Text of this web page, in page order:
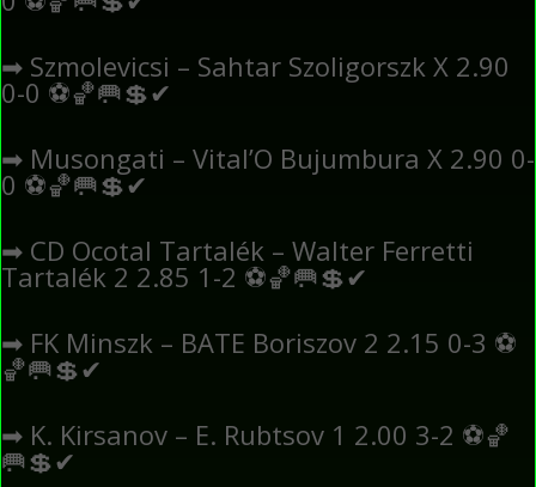
➡ Szmolevicsi – Sahtar Szoligorszk X 2.90
0-0 ⚽🏀🥅💲✔
➡ Musongati – Vital’O Bujumbura X 2.90 0-
0 ⚽🏀🥅💲✔
➡ CD Ocotal Tartalék – Walter Ferretti
Tartalék 2 2.85 1-2 ⚽🏀🥅💲✔
➡ FK Minszk – BATE Boriszov 2 2.15 0-3 ⚽
🏀🥅💲✔
➡ K. Kirsanov – E. Rubtsov 1 2.00 3-2 ⚽🏀
🥅💲✔